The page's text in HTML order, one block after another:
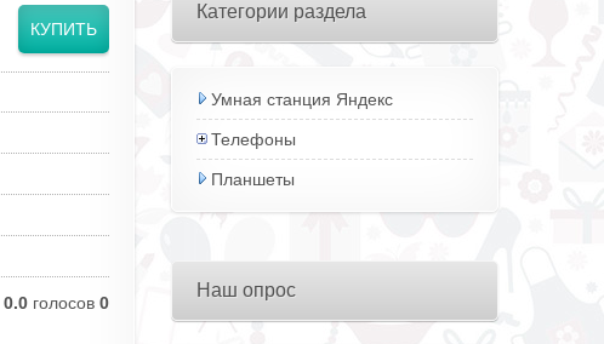
0.0 голосов 0
Категории раздела
Умная станция Яндекс
Телефоны
Планшеты
Наш опрос